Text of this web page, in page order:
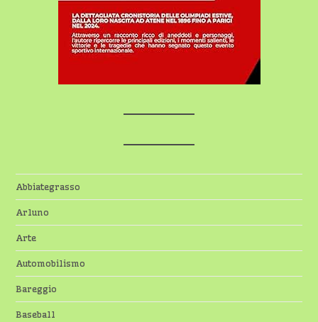
Abbiategrasso
Arluno
Arte
Automobilismo
Bareggio
Baseball